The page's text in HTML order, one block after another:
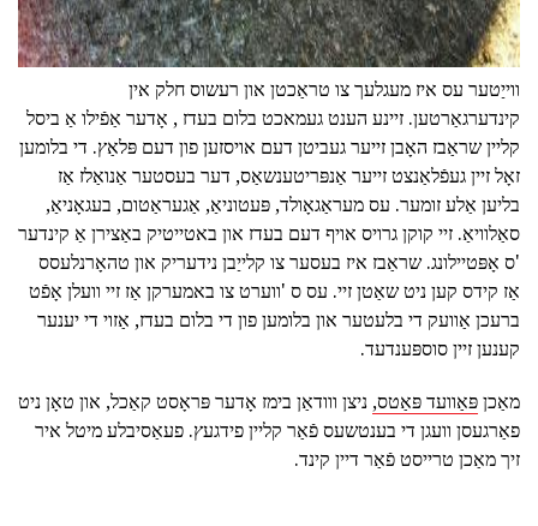
ווייַטער עס איז מעגלעך צו טראַכטן און רעשוס חלק אין
קינדערגאַרטען. זיינע הענט געמאכט בלום בעדז , אָדער אַפֿילו אַ ביסל
קליין שראַבז האָבן זייער געביטן דעם אויסזען פון דעם פּלאַץ. די בלומען
זאָל זיין געפֿלאַנצט זייער אַנפּריטענשאַס, דער בעסטער אַנואַלז אַז
בליען אַלע זומער. עס מעראַגאָולד, פּעטוניאַ, אַגעראַטום, בעגאָניאַ,
סאַלוויאַ. זיי קוקן גרויס אויף דעם בעדז און באטייטיק באַצירן אַ קינדער
'ס אָפּטיילונג. שראַבז איז בעסער צו קלייַבן נידעריק און טהאָרנלעסס
אַז קידס קען ניט שאַטן זיי. עס ס 'ווערט צו באמערקן אַז זיי וועלן אָפֿט
ברעכן אַוועק די בלעטער און בלומען פון די בלום בעדז, אַזוי די יענער
קענען זיין סוספּענדעד.
מאַכןפּאַוועד פּאַטס, ניצן ווודאַן בימז אָדער פּראָסט קאַכל, און טאָן ניט
פאַרגעסן וועגן די בענטשעס פֿאַר קליין פידגעץ. פעאַסיבלע מיטל איר
זיך מאַכן טרייסט פֿאַר דיין קינד.